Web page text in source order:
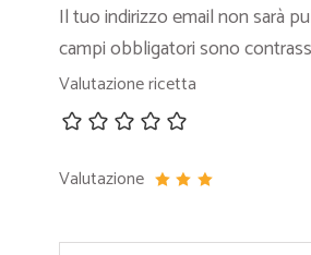
Il tuo indirizzo email non sarà
campi obbligatori sono
Valutazione ricetta
Valutazione